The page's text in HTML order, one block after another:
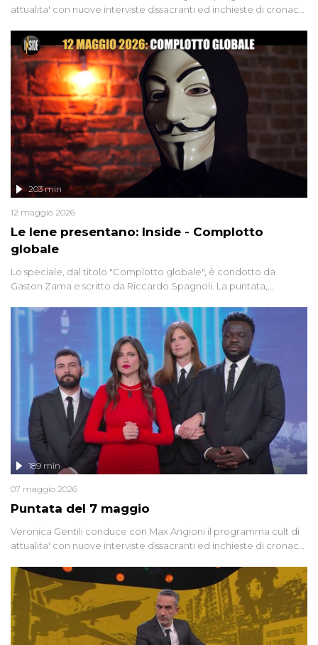
attualita' con nuove interviste dissacranti ed inchieste di cronaca
Le Iene presentano: Inside - Complotto
globale
203 min
12 maggio 2026
Lo speciale, dal titolo "Complotto globale", è condotto da
Gaston Zama e scritto da Riccardo Spagnoli. La puntata,
racconta l'universo delle narrazioni alternative, dei sospetti
globali e del complottismo che negli ultimi anni hanno invaso
social network, talk show, piazze digitali e immaginario collettivo.
Puntata del 7 maggio
189 min
07 maggio 2026
Veronica Gentili conduce con Max Angioni il programma cult di
attualita' con nuove interviste dissacranti ed inchieste di cronaca